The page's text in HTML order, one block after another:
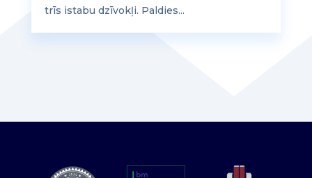
trīs istabu dzīvokļi. Paldies...